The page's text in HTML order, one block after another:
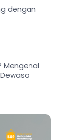
dengan
Mengenal